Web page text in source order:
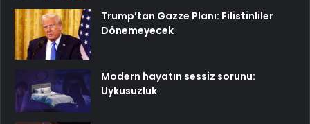
Trump’tan Gazze Planı: Filistinliler
Dönemeyecek
Modern hayatın sessiz sorunu:
Uykusuzluk